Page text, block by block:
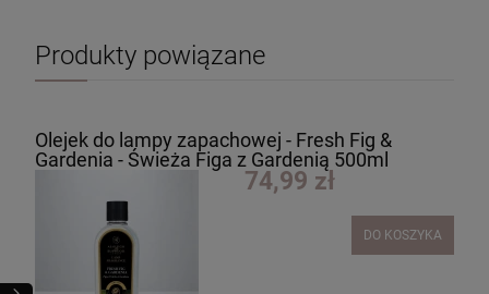
Produkty powiązane
Olejek do lampy zapachowej - Fresh Fig &
Gardenia - Świeża Figa z Gardenią 500ml
74,99 zł
DO KOSZYKA